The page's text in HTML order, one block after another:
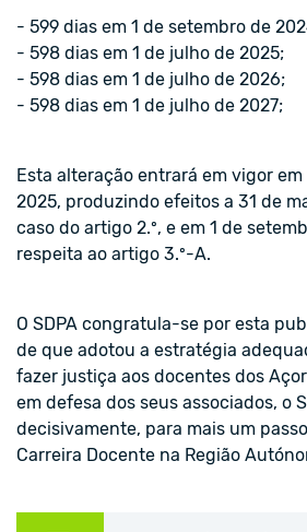
- 599 dias em 1 de setembro de
- 598 dias em 1 de julho de 2025;
- 598 dias em 1 de julho de 2026;
- 598 dias em 1 de julho de 2027;
Esta alteração entrará em vigor em
2025, produzindo efeitos a 31 de
caso do artigo 2.º, e em 1 de
respeita ao artigo 3.º-A.
O SDPA congratula-se por esta
de que adotou a estratégia
fazer justiça aos docentes dos
em defesa dos seus associados, o
decisivamente, para mais um
Carreira Docente na Região